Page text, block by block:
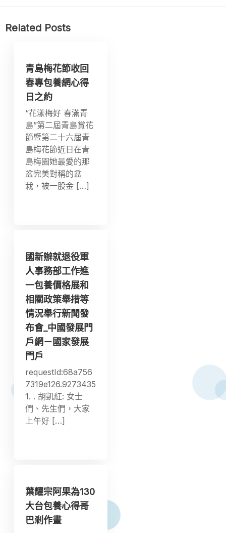
Related Posts
青島梅花節收回
春專包養網心得
日之約
“花漾梅好 春滿青
島”第二屆青島賞花
節暨第二十六屆青
島梅花節近日在青
島梅園她最愛的那
盆完美對稱的盆
栽，被一股金 […]
國新辦就退役軍
人事務部工作進
一包養價格展和
相關政策舉措等
情況舉行新聞發
布會_中國發展門
戶網－國家發展
門戶
requestId:68a756
7319e126.9273435
1. . 胡凱紅: 女士
們、先生們，大家
上午好 […]
葉耀宗阿果為130
大台包養心得哥
巴剎作畫